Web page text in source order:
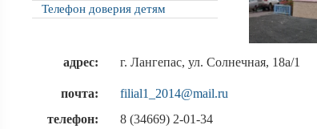
Телефон доверия детям
адрес: г. Лангепас, ул. Солнечная, 18а/1
почта:
filial1_2014@mail.ru
телефон:
8 (34669) 2-01-34